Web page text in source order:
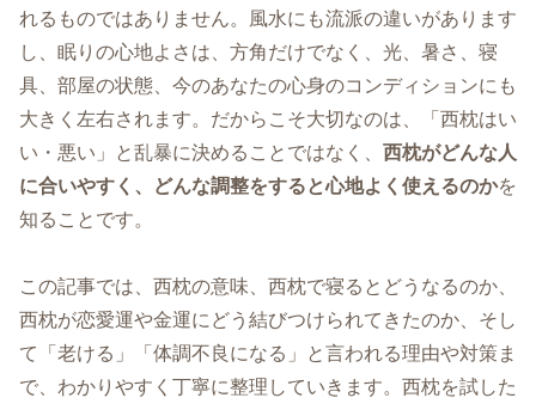
れるものではありません。風水にも流派の違いがあります
し、眠りの心地よさは、方角だけでなく、光、暑さ、寝
具、部屋の状態、今のあなたの心身のコンディションにも
大きく左右されます。だからこそ大切なのは、「西枕はい
い・悪い」と乱暴に決めることではなく、 西枕がどんな人
に合いやすく、どんな調整をすると心地よく使えるのかを
知ることです。
この記事では、西枕の意味、西枕で寝るとどうなるのか、
西枕が恋愛運や金運にどう結びつけられてきたのか、そし
て「老ける」「体調不良になる」と言われる理由や対策ま
で、わかりやすく丁寧に整理していきます。西枕を試した